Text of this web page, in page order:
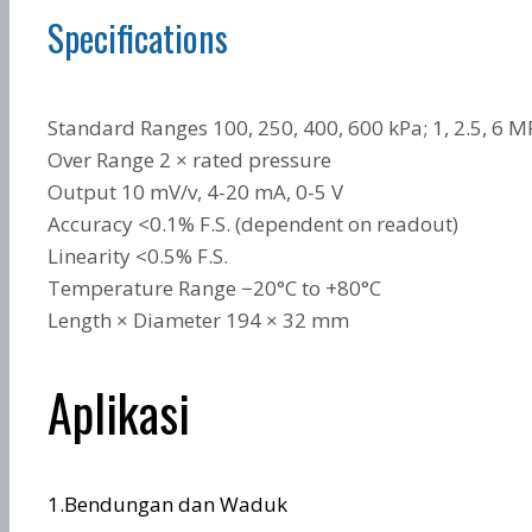
Specifications
Standard Ranges 100, 250, 400, 600 kPa; 1, 2.5, 6
Over Range 2 × rated pressure
Output 10 mV/v, 4-20 mA, 0-5 V
Accuracy <0.1% F.S. (dependent on readout)
Linearity <0.5% F.S.
Temperature Range −20°C to +80°C
Length × Diameter 194 × 32 mm
Aplikasi
1.Bendungan dan Waduk